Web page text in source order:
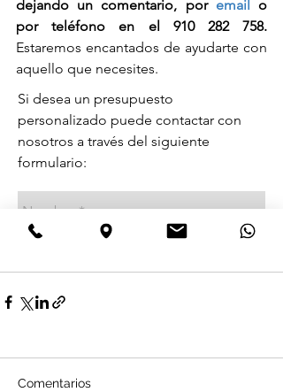
dejando un comentario, por email
o
por teléfono en el 910 282 758.
Estaremos encantados de ayudarte con
aquello que necesites.
Comentarios